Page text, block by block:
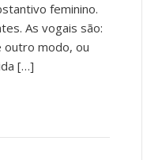
feminino.
As vogais são:
outro modo, ou
[…]